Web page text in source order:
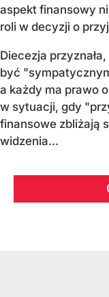
aspekt finansowy
roli w decyzji o
Diecezja
być
a każdy ma prawo
w sytuacji, gdy
finansowe zbliżają
widzenia...